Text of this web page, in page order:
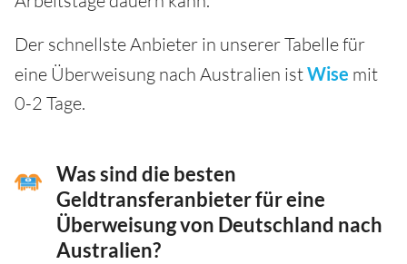
Der schnellste Anbieter in unserer Tabelle für
eine Überweisung nach Australien istWise mit
0-2 Tage.
Was sind die besten
Geldtransferanbieter für eine
Überweisung von Deutschland nach
Australien?